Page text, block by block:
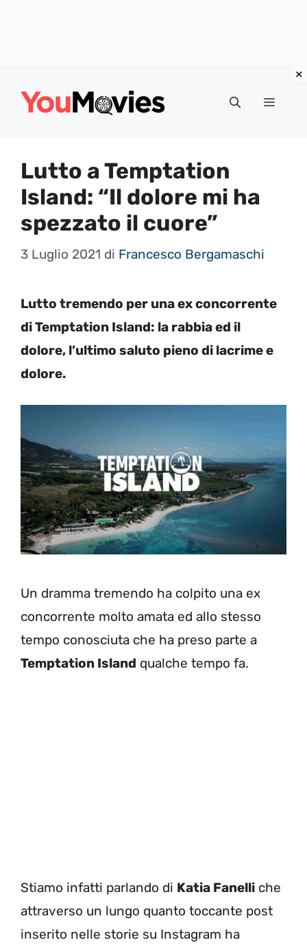
Menu
Lutto a Temptation
Island: “Il dolore mi ha
spezzato il cuore”
3 Luglio 2021 di Francesco Bergamaschi
Lutto tremendo per una ex concorrente
di Temptation Island: la rabbia ed il
dolore, l’ultimo saluto pieno di lacrime e
dolore.
Un dramma tremendo ha colpito una ex
concorrente molto amata ed allo stesso
tempo conosciuta che ha preso parte a
Temptation Island qualche tempo fa.
Stiamo infatti parlando di Katia Fanelli che
attraverso un lungo quanto toccante post
inserito nelle storie su Instagram ha